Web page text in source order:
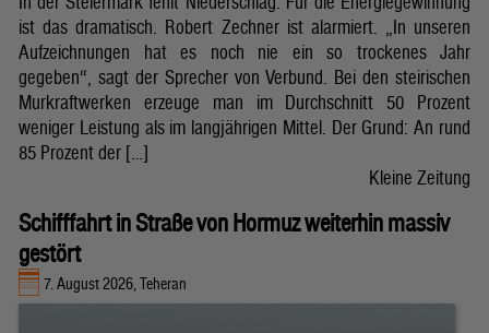
ist das dramatisch. Robert Zechner ist alarmiert. „In unseren
Aufzeichnungen hat es noch nie ein so trockenes Jahr
gegeben“, sagt der Sprecher von Verbund. Bei den steirischen
Murkraftwerken erzeuge man im Durchschnitt 50 Prozent
weniger Leistung als im langjährigen Mittel. Der Grund: An rund
85 Prozent der […]
Kleine Zeitung
Schifffahrt in Straße von Hormuz weiterhin massiv
gestört
7. August 2026, Teheran